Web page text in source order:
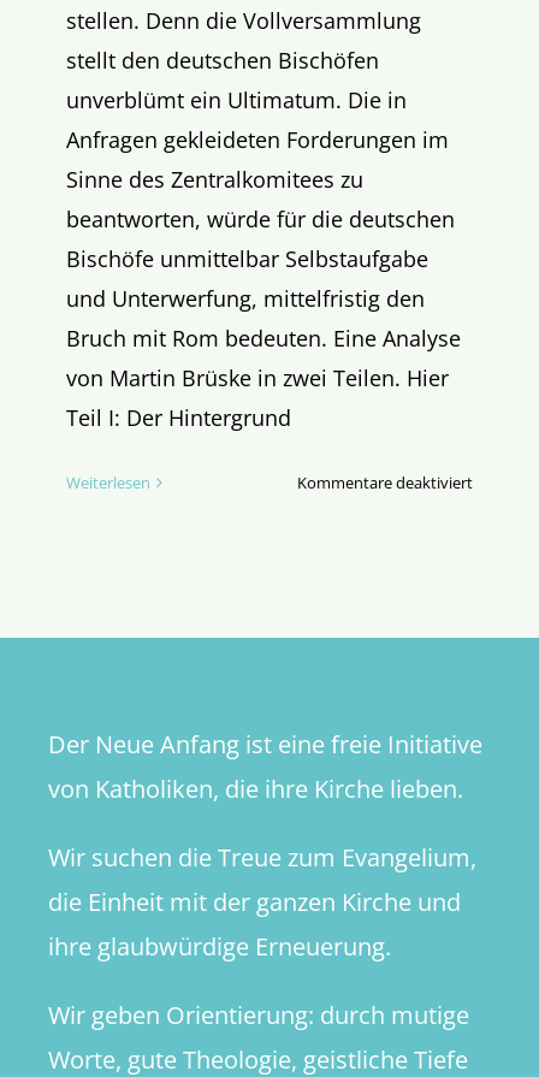
stellen. Denn die Vollversammlung
stellt den deutschen Bischöfen
unverblümt ein Ultimatum. Die in
Anfragen gekleideten Forderungen im
Sinne des Zentralkomitees zu
beantworten, würde für die deutschen
Bischöfe unmittelbar Selbstaufgabe
und Unterwerfung, mittelfristig den
Bruch mit Rom bedeuten. Eine Analyse
von Martin Brüske in zwei Teilen. Hier
Teil I: Der Hintergrund
Weiterlesen Kommentare deaktiviertfür
Der Neue Anfang ist eine freie Initiative
von Katholiken, die ihre Kirche lieben.
Wir suchen die Treue zum Evangelium,
die Einheit mit der ganzen Kirche und
ihre glaubwürdige Erneuerung.
Wir geben Orientierung: durch mutige
Worte, gute Theologie, geistliche Tiefe